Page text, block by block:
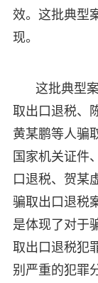
效。这批典型
现。
这批典型
取出口退税、
黄某鹏等人骗
国家机关证件
口退税、贺某
骗取出口退税
是体现了对于
取出口退税犯
别严重的犯罪